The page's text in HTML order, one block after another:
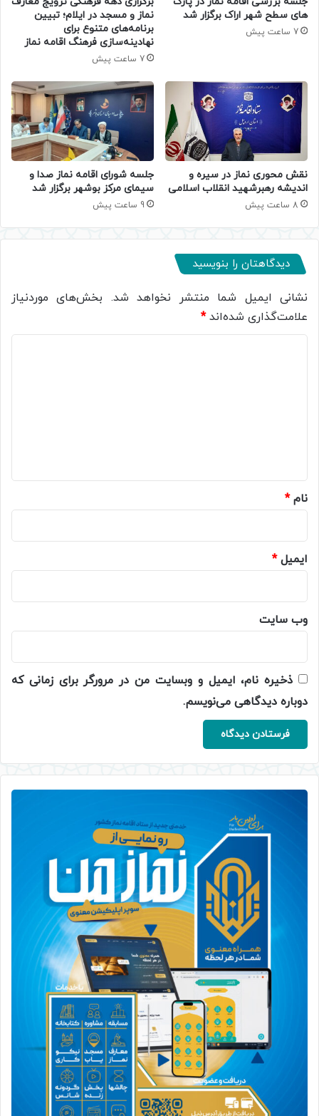
های سطح شهر اراک برگزار شد
7 ساعت پیش
نماز و مسجد در ایلام؛ تبیین
برنامه‌های متنوع برای
نهادینه‌سازی فرهنگ اقامه نماز
7 ساعت پیش
نقش محوری نماز در سیره و
اندیشه رهبرشهید انقلاب اسلامی
8 ساعت پیش
جلسه شورای اقامه نماز صدا و
سیمای مرکز بوشهر برگزار شد
9 ساعت پیش
دیدگاهتان را بنویسید
نشانی ایمیل شما منتشر نخواهد شد. بخش‌های موردنیاز
علامت‌گذاری شده‌اند*
نام*
ایمیل*
وب‌ سایت
ذخیره نام، ایمیل و وبسایت من در مرورگر برای زمانی که
دوباره دیدگاهی می‌نویسم.